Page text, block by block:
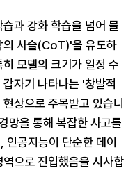
과 강화 학습을 넘어 물
의 사슬(CoT)'을 유도하
모델의 크기가 일정 수
자기 나타나는 '창발적
상으로 주목받고 있습니
망을 통해 복잡한 사고를
공지능이 단순한 데이
으로 진입했음을 시사합